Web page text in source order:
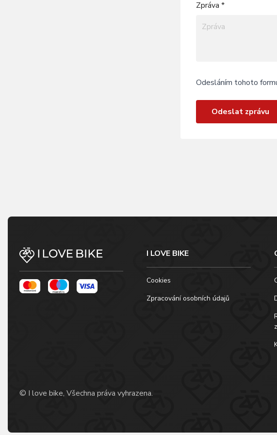
Zpráva *
Odesláním tohoto
Odeslat zprávu
I LOVE BIKE
Cookies
Zpracování osobních údajů
© I love bike, Všechna práva vyhrazena.